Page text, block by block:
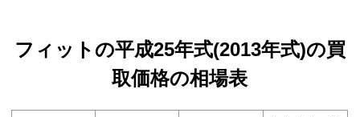
フィットの平成25年式(2013年式)の買
取価格の相場表